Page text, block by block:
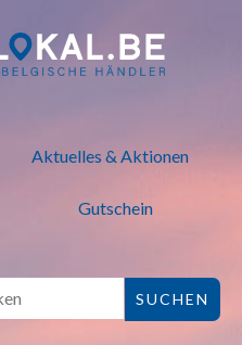
Bei lokalen
Aktuelles & Aktionen
Gutschein